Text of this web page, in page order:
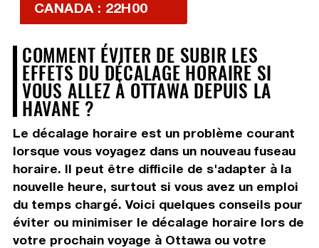
CANADA : 22H00
COMMENT ÉVITER DE SUBIR LES
EFFETS DU DÉCALAGE HORAIRE SI
VOUS ALLEZ À OTTAWA DEPUIS LA
HAVANE ?
Le décalage horaire est un problème courant
lorsque vous voyagez dans un nouveau fuseau
horaire. Il peut être difficile de s'adapter à la
nouvelle heure, surtout si vous avez un emploi
du temps chargé. Voici quelques conseils pour
éviter ou minimiser le décalage horaire lors de
votre prochain voyage à Ottawa ou votre